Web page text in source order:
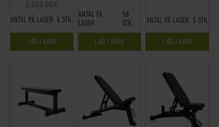
2.833 DKK
ANTAL PÅ LAGER: 4 STK.
LÆG I KURV
ANTAL PÅ
LAGER:
58
STK.
LÆG I KURV
ANTAL PÅ LAGER: 5 STK.
LÆG I KURV